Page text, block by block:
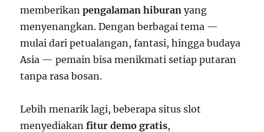
memberikanpengalaman hiburan yang
menyenangkan. Dengan berbagai tema —
mulai dari petualangan, fantasi, hingga budaya
Asia — pemain bisa menikmati setiap putaran
tanpa rasa bosan.
Lebih menarik lagi, beberapa situs slot
menyediakanfitur demo gratis,